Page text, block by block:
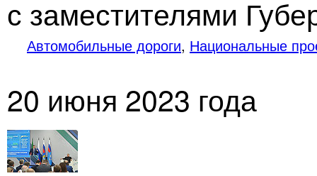
с заместителями
Автомобильные дороги, Национальные
20 июня 2023 года